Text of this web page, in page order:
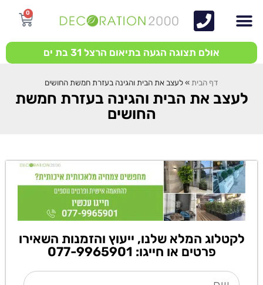
0
אולם תצוגה הגעה בתיאום הרצל 31 בת ים
דף הבית »לעצב את הבית והגינה בעזרת חמשת החושים
לעצב את הבית והגינה בעזרת חמשת
החושים
לקטלוג המלא שלנו, ייעוץ והזמנות השאירו
פרטים או חייגו: 077-9965901